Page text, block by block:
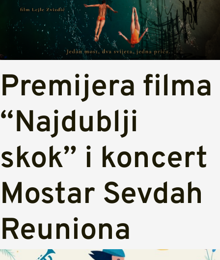
Premijera filma
“Najdublji
skok” i koncert
Mostar Sevdah
Reuniona